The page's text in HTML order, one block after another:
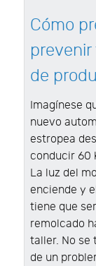
Cómo
prevenir
de
Imagínese
nuevo
estropea
conducir 60
La luz del
enciende y
tiene que ser
remolcado
taller. No se
de un